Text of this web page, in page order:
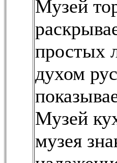
Музей
простых
духом
Музей
музея